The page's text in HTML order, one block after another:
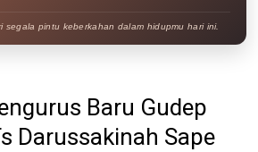
segala pintu keberkahan dalam hidupmu hari ini.
Baru Gudep
Darussakinah Sape